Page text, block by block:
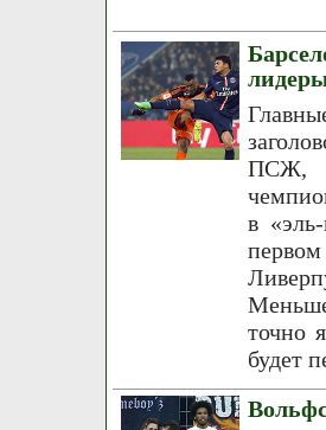
ПСЖ,
в
точно
будет